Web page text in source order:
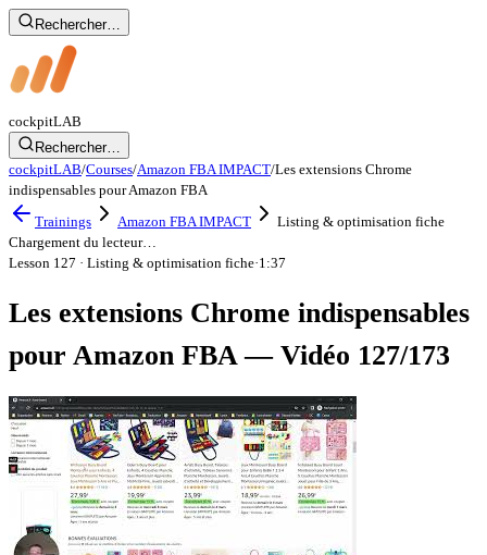
Rechercher…
cockpitLAB
Rechercher…
cockpitLAB/Courses/Amazon FBA IMPACT/Les extensions Chrome
indispensables pour Amazon FBA
Trainings
Amazon FBA IMPACT
Listing & optimisation fiche
Chargement du lecteur…
Lesson 127 · Listing & optimisation fiche·1:37
Les extensions Chrome indispensables
pour Amazon FBA — Vidéo 127/173